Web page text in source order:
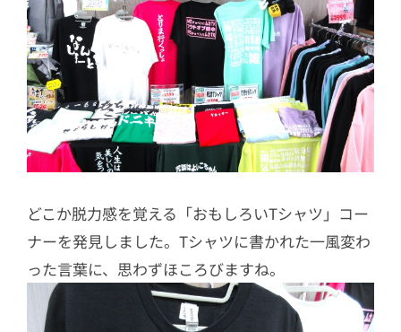
どこか脱力感を覚える「おもしろいTシャツ」コー
ナーを発見しました。Tシャツに書かれた一風変わ
った言葉に、思わずほころびますね。